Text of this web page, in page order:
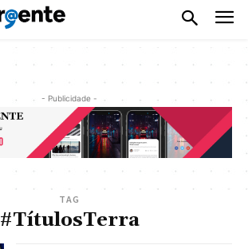
- Publicidade -
TAG
#TítulosTerra